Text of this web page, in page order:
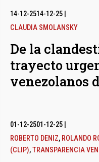
14-12-2514-12-25
CLAUDIA SMOLANSKY
De la
trayecto
venezolanos
01-12-2501-12-25
ROBERTO DENIZ, ROLANDO
(CLIP),TRANSPARENCIA